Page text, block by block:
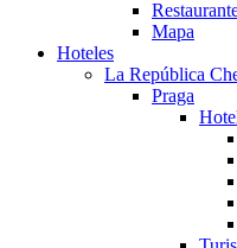
Mapa
Hoteles
La República
Praga